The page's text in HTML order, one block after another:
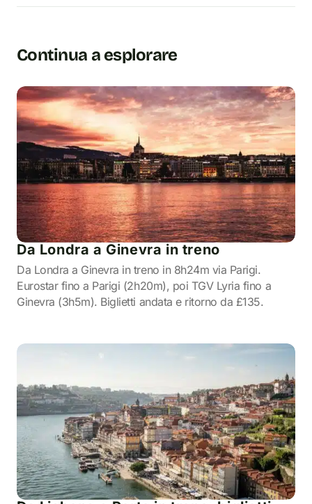
Continua a esplorare
Da Londra a Ginevra in treno
Da Londra a Ginevra in treno in 8h24m via Parigi.
Eurostar fino a Parigi (2h20m), poi TGV Lyria fino a
Ginevra (3h5m). Biglietti andata e ritorno da £135.